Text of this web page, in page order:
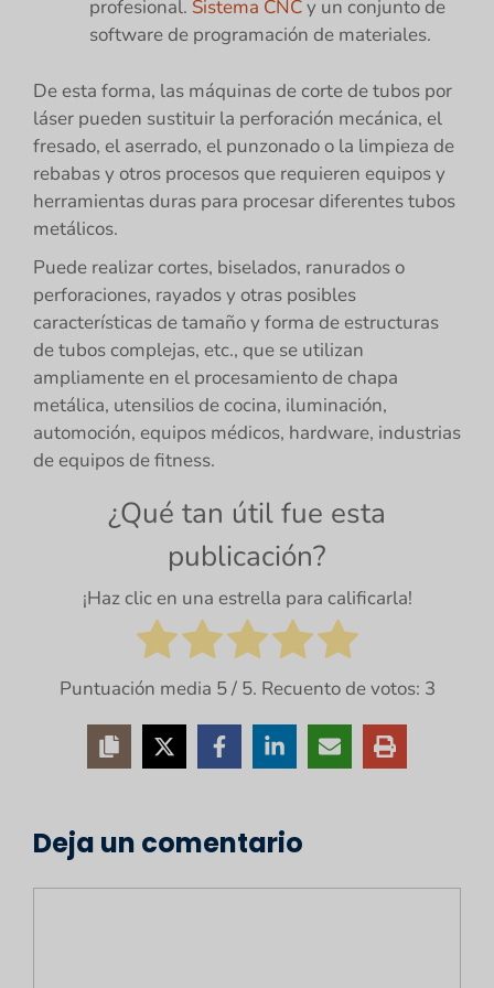
profesional. Sistema CNCy un conjunto de
software de programación de materiales.
De esta forma, las máquinas de corte de tubos por
láser pueden sustituir la perforación mecánica, el
fresado, el aserrado, el punzonado o la limpieza de
rebabas y otros procesos que requieren equipos y
herramientas duras para procesar diferentes tubos
metálicos.
Puede realizar cortes, biselados, ranurados o
perforaciones, rayados y otras posibles
características de tamaño y forma de estructuras
de tubos complejas, etc., que se utilizan
ampliamente en el procesamiento de chapa
metálica, utensilios de cocina, iluminación,
automoción, equipos médicos, hardware, industrias
de equipos de fitness.
¿Qué tan útil fue esta
publicación?
¡Haz clic en una estrella para calificarla!
Puntuación media 5/ 5. Recuento de votos: 3
Deja un comentario